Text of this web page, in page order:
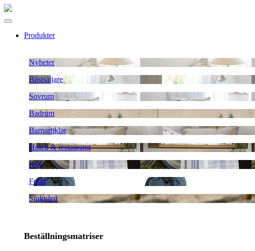
Produkter
Nyheter
Bästsäljare
Sovrum
Badrum
Barnartiklar
Hotell & restaurang
Kök
Fritid
Sjukvård
Beställningsmatriser